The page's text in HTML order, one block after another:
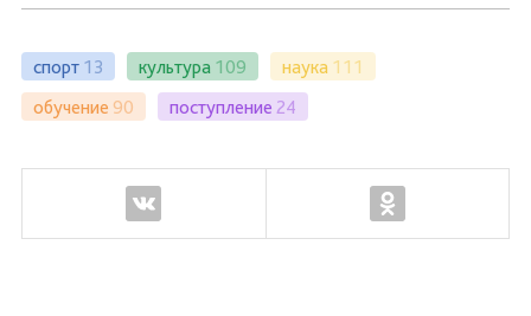
спорт 13 культура 109 наука 111
обучение 90 поступление 24